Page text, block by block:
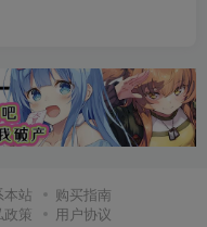
本站
购买指南
政策 用户协议